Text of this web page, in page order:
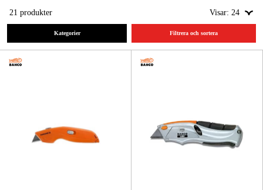
Arbetskläder & skydd
El & bygg
Skog & trädgård
21 produkter Visar: 24
Kategorier Filtrera och sortera